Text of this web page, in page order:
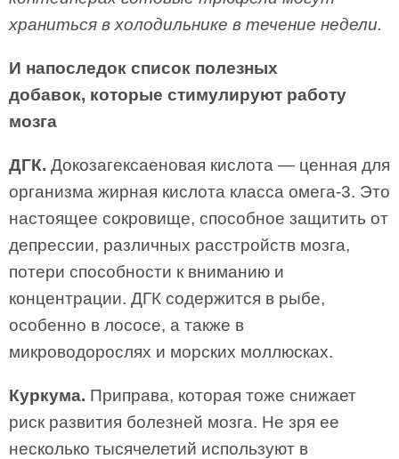
храниться в холодильнике в течение недели.
И напоследок список полезных
добавок, которые стимулируют работу
мозга
ДГК. Докозагексаеновая кислота — ценная для
организма жирная кислота класса омега-3. Это
настоящее сокровище, способное защитить от
депрессии, различных расстройств мозга,
потери способности к вниманию и
концентрации. ДГК содержится в рыбе,
особенно в лососе, а также в
микроводорослях и морских моллюсках.
Куркума. Приправа, которая тоже снижает
риск развития болезней мозга. Не зря ее
несколько тысячелетий используют в